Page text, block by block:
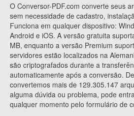
O Conversor-PDF.com converte seus
sem necessidade de cadastro,
Funciona em qualquer dispositivo:
Android e iOS. A versão gratuita
MB, enquanto a versão Premium
servidores estão localizados na
são criptografados durante a
automaticamente após a conversão.
convertemos mais de 129.305.147
alguma dúvida ou problema, pode
qualquer momento pelo formulário de